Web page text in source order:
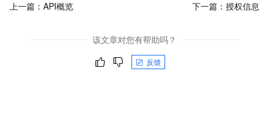
上一篇： API概览 下一篇： 授权信息
该文章对您有帮助吗？
反馈